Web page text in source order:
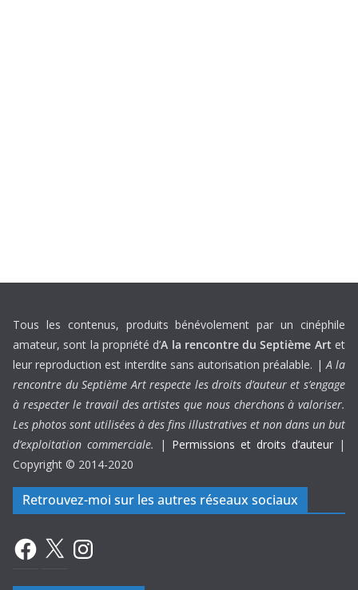
Tous les contenus, produits bénévolement par un cinéphile
amateur, sont la propriété d’A la rencontre du Septième Art et
leur reproduction est interdite sans autorisation préalable. |A la
rencontre du Septième Art respecte les droits d’auteur et s’engage
à respecter le travail des artistes que nous cherchons à valoriser.
Les photos sont utilisées à des fins illustratives et non dans un but
d’exploitation commerciale.
| Permissions et droits d’auteur |
Copyright © 2014-2020
Retrouvez-moi sur les autres réseaux sociaux
Facebook
X Instagram